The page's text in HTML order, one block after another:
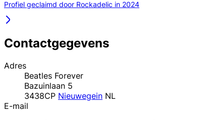
Profiel geclaimd door Rockadelic in 2024
Contactgegevens
Adres
Beatles Forever
Bazuinlaan 5
3438CP Nieuwegein NL
E-mail